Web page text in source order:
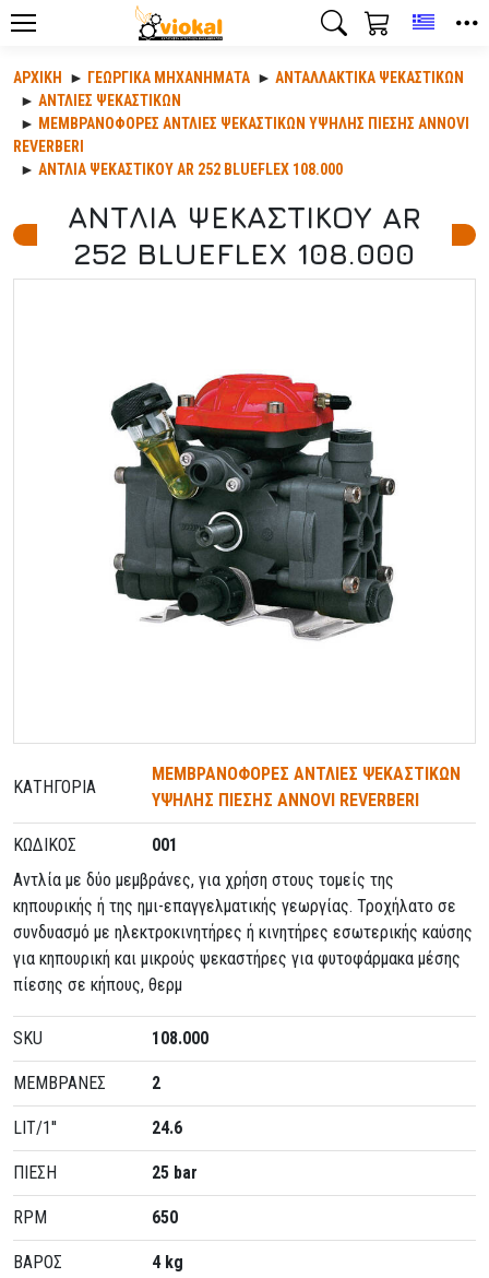
ΑΡΧΙΚΉ ΓΕΩΡΓΙΚΆ ΜΗΧΑΝΉΜΑΤΑ
ΑΝΤΑΛΛΑΚΤΙΚΆ ΨΕΚΑΣΤΙΚΏΝ
ΑΝΤΛΙΕΣ ΨΕΚΑΣΤΙΚΩΝ
ΜΕΜΒΡΑΝΟΦΟΡΕΣ ΑΝΤΛΙΕΣ ΨΕΚΑΣΤΙΚΩΝ ΥΨΗΛΗΣ ΠΙΕΣΗΣ ANNOVI
REVERBERI
ΑΝΤΛΙΑ ΨΕΚΑΣΤΙΚΟΥ AR 252 BLUEFLEX 108.000
ΑΝΤΛΙΑ ΨΕΚΑΣΤΙΚΟΥ AR
252 BLUEFLEX 108.000
ΚΑΤΗΓΟΡΊΑ
ΜΕΜΒΡΑΝΟΦΟΡΕΣ ΑΝΤΛΙΕΣ ΨΕΚΑΣΤΙΚΩΝ
ΥΨΗΛΗΣ ΠΙΕΣΗΣ ANNOVI REVERBERI
ΚΩΔΙΚΌΣ
001
Αντλία με δύο μεμβράνες, για χρήση στους τομείς της
κηπουρικής ή της ημι-επαγγελματικής γεωργίας. Τροχήλατο σε
συνδυασμό με ηλεκτροκινητήρες ή κινητήρες εσωτερικής καύσης
για κηπουρική και μικρούς ψεκαστήρες για φυτοφάρμακα μέσης
πίεσης σε κήπους, θερμ
SKU 108.000
ΜΕΜΒΡΑΝΕΣ 2
LIT/1'' 24.6
ΠΙΕΣΗ 25 bar
RPM 650
ΒΑΡΟΣ 4 kg